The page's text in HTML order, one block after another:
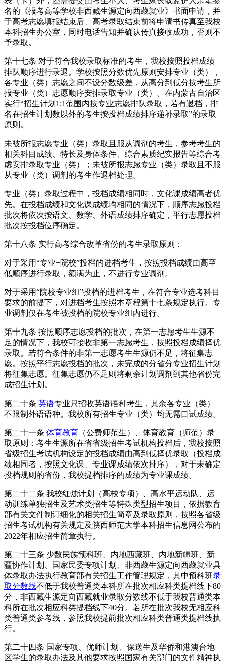
名的《报考高等学校非西藏生源定向西藏就业》书面申请，并
于高考志愿填报结束后、高考录取结束前将申请书传真至我校
本科招生办公室，同时电话告知并确认传真接收成功，否则不
予录取。
第十七条 对于符合我校录取标准的考生，我校按照投档成绩
排队顺序进行录退。学校按照分数优先原则安排专业（类），
各专业（类）志愿之间不设分数级差，从高分到低分按考生所
报专业（类）志愿顺序安排录取专业（类）。在内蒙古自治区
实行“招生计划1:1范围内按专业志愿排队录取，若有退档，排
名在招生计划数以外的考生按投档成绩排序递补录取”的录取
原则。
未被所报志愿专业（类）录取且服从调剂的考生，参考考生的
相关科目成绩、特长及身体条件、综合素质纪实报告等综合考
虑安排录取专业（类）；未被所报志愿专业（类）录取且不服
从专业（类）调剂的考生作退档处理。
专业（类）录取过程中，投档成绩相同时，文化课成绩高者优
先。在投档成绩和文化课成绩均相同的情况下，顺序志愿投档
批次将依次按语文、数学、外语成绩排序确定，平行志愿投档
批次按投档位序确定。
第十八条 实行高考综合改革省份的考生录取原则：
对于采用“专业+院校”投档的进档考生，按照投档成绩由高至
低顺序进行录取，额满为止，不进行专业调剂。
对于采用“院校专业组”投档的进档考生，在符合专业选考科目
要求的前提下，对进档考生按照本章程第十七条规定执行。专
业调剂仅在考生被投档的院校专业组内进行。
第十九条 按照顺序志愿投档的批次，在第一志愿考生生源不
足的情况下，我校可接收非第一志愿考生，按照投档成绩择优
录取。若符合条件的非第一志愿考生生源仍不足，将征集志
愿。按照平行志愿投档的批次，未完成的分省分专业招生计划
将征集志愿。征集志愿仍不足则将剩余计划调剂到其他省份完
成招生计划。
第二十条 英语专业只招收英语语种考生，其余各专业（类）
不限制外语语种。我校所有招生专业（类）均无需口试成绩。
第二十一条 体育教育 （公费师范生）、体育教育（师范）录
取原则：考生生源所在省省级招生考试机构投档后，我校按照
省级招生考试机构设定的投档成绩由高到低择优录取（投档成
绩相同者，按照文化课、专业课成绩依次排序），对于未确定
投档规则的省份，我校提档排序的成绩为专业课成绩。
第二十二条 我校红烛计划（高校专项）、高水平运动队、运
动训练单独招生及艺术类招生等特殊类型招生项目，依据教育
部有关文件制订细化的相关招生简章及录取原则，按照各省级
招生考试机构有关规定及陕西师范大学本科招生信息网公布的
2022年相应招生简章执行。
第二十三条 少数民族预科班、内地西藏班、内地新疆班、新
疆协作计划、国家民委专项计划、非西藏生源定向西藏就业具
体录取办法执行教育部有关招生工作管理规定，其中预科班录
取分数线不低于我校普通类本科所在批次相应科类提档线下80
分，非西藏生源定向西藏就业录取分数线不低于我校普通类本
科所在批次相应科类提档线下40分。若所在批次我校无相应科
类普通类参考线，参照我校提前批次相应科类普通类提档线执
行。
第二十四条 国家专项、优师计划、保送生及华侨和港澳台地
区学生的录取办法及其他要求按照国家有关部门的文件精神执